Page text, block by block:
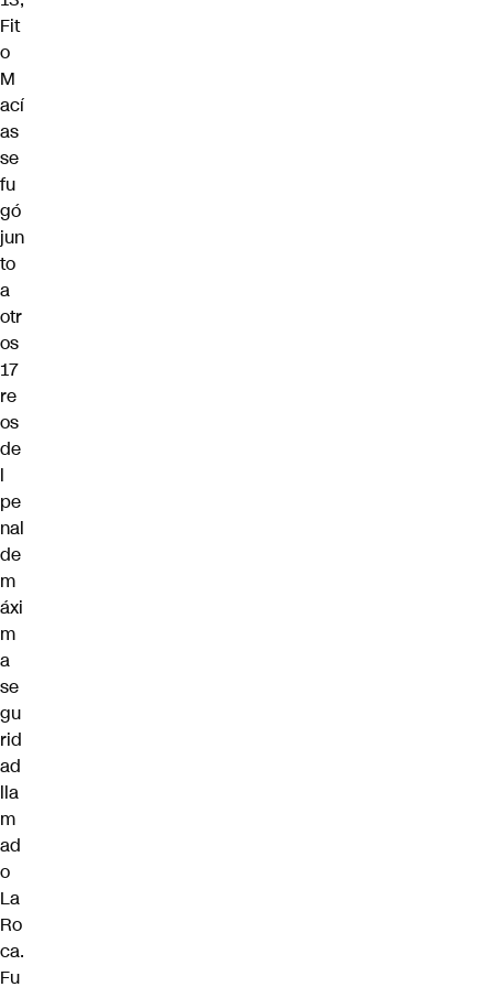
Fit
o
M
ací
as
se
fu
gó
jun
to
a
otr
os
17
re
os
de
l
pe
nal
de
m
áxi
m
a
se
gu
rid
ad
lla
m
ad
o
La
Ro
ca.
Fu